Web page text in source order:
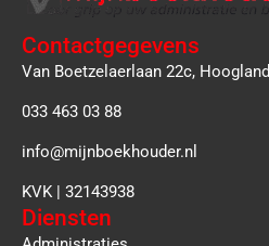
Contactgegevens
Van Boetzelaerlaan 22c, Hoogland
033 463 03 88
info@mijnboekhouder.nl
KVK | 32143938
Diensten